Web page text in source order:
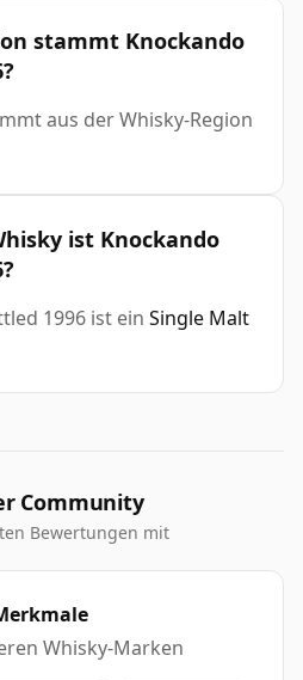
stammt Knockando
aus der Whisky-Region
ist Knockando
1996 ist ein Single Malt
Community
Bewertungen mit
Whisky-Marken